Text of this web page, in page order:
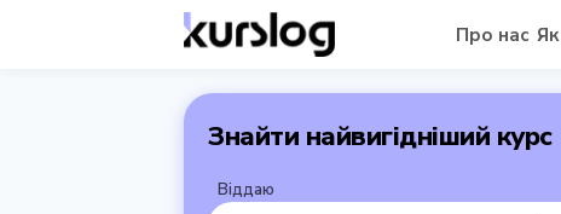
Про нас
Знайти найвигідніший курс
Віддаю